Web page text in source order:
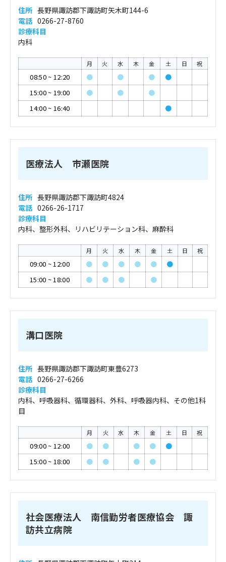
住所 長野県諏訪郡下諏訪町矢木町144-6
電話 0266-27-8760
診療科目
内科
月 火 水 木 金 土 日 祝
08:50~ 12:20 ● ● ●
●
15:00~ 19:00 ● ●
●
14:00~ 16:40 ●
医療法人 市瀬医院
住所 長野県諏訪郡下諏訪町4824
電話 0266-26-1717
診療科目
内科、整形外科、リハビリテーション科、麻酔科
月 火 水 木 金 土 日 祝
09:00 ~12:00 ● ● ● ● ●
●
15:00 ~18:00 ● ● ● ●
溝口医院
住所 長野県諏訪郡下諏訪町東豊6273
電話 0266-27-6266
診療科目
内科、呼吸器科、循環器科、外科、呼吸器内科、その他1科
目
月 火 水 木 金 土 日 祝
09:00~ 12:00 ● ● ● ●
●
15:00~ 18:00 ● ● ● ●
社会医療法人 南信勤労者医療協会 諏
訪共立病院